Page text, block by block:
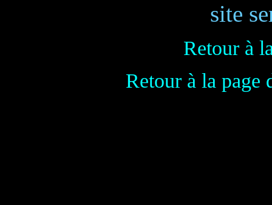
site
Retour à
Retour à la page